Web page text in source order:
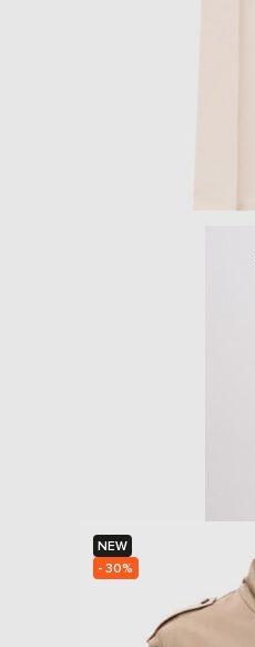
NEW
- 30%